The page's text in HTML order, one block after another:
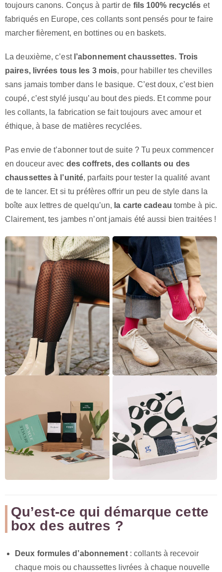
toujours canons. Conçus à partir de fils 100% recyclés et
fabriqués en Europe, ces collants sont pensés pour te faire
marcher fièrement, en bottines ou en baskets.
La deuxième, c’est l’abonnement chaussettes. Trois
paires, livrées tous les 3 mois, pour habiller tes chevilles
sans jamais tomber dans le basique. C’est doux, c’est bien
coupé, c’est stylé jusqu’au bout des pieds. Et comme pour
les collants, la fabrication se fait toujours avec amour et
éthique, à base de matières recyclées.
Pas envie de t’abonner tout de suite ? Tu peux commencer
en douceur avec des coffrets, des collants ou des
chaussettes à l’unité, parfaits pour tester la qualité avant
de te lancer. Et si tu préfères offrir un peu de style dans la
boîte aux lettres de quelqu’un, la carte cadeau tombe à pic.
Clairement, tes jambes n’ont jamais été aussi bien traitées !
Qu’est-ce qui démarque cette
box des autres ?
Deux formules d’abonnement: collants à recevoir
chaque mois ou chaussettes livrées à chaque nouvelle